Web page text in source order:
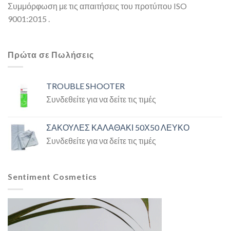
Συμμόρφωση με τις απαιτήσεις του προτύπου ISO
9001:2015 .
Πρώτα σε Πωλήσεις
TROUBLE SHOOTER
Συνδεθείτε για να δείτε τις τιμές
ΣΑΚΟΥΛΕΣ ΚΑΛΑΘΑΚΙ 50Χ50 ΛΕΥΚΟ
Συνδεθείτε για να δείτε τις τιμές
Sentiment Cosmetics